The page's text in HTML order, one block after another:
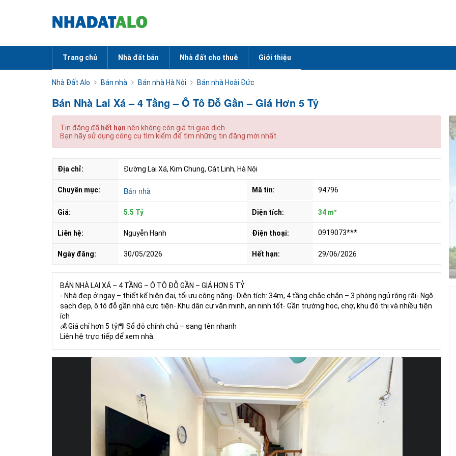
Trang chủ Nhà đất bán Nhà đất cho thuê Giới thiệu
Nhà Đất Alo Bán nhà Bán nhà Hà Nội Bán nhà Hoài Đức
Bán Nhà Lai Xá – 4 Tầng – Ô Tô Đỗ Gần – Giá Hơn 5 Tỷ
Tin đăng đã hết hạn nên không còn giá trị giao dịch.
Bạn hãy sử dụng công cụ tìm kiếm để tìm những tin đăng mới nhất.
Địa chỉ: Đường Lai Xá, Kim Chung, Cát Linh, Hà Nội
Chuyên mục: Bán nhà Mã tin: 94796
Giá: 5.5 Tỷ Diện tích: 34 m²
Liên hệ: Nguyễn Hạnh Điện thoại: 0919073***
Ngày đăng: 30/05/2026 Hết hạn: 29/06/2026
BÁN NHÀ LAI XÁ – 4 TẦNG – Ô TÔ ĐỖ GẦN – GIÁ HƠN 5 TỶ
- Nhà đẹp ở ngay – thiết kế hiện đại, tối ưu công năng- Diện tích: 34m, 4 tầng chắc chắn – 3 phòng ngủ rộng rãi- Ngõ
sạch đẹp, ô tô đỗ gần nhà cực tiện- Khu dân cư văn minh, an ninh tốt- Gần trường học, chợ, khu đô thị và nhiều tiện
ích
💰 Giá chỉ hơn 5 tỷ📕 Sổ đỏ chính chủ – sang tên nhanh
Liên hệ trực tiếp để xem nhà.